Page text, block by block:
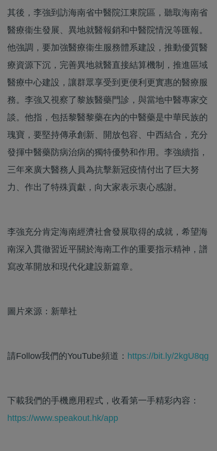
其後，李強到訪海南省中醫院江東院區，聽取海南省
醫療衞生發展、異地就醫報銷和中醫院情況等匯報。
他強調，要加強醫療衞生服務體系建設，推動優質醫
療資源下沉，完善異地就醫直接結算機制，推進區域
醫療中心建設，讓群眾享受到更便利更實惠的醫療服
務。李強又視察了黎族醫藥門診，與當地中醫專家交
談。他指，包括黎醫黎藥在內的中醫藥是中華民族的
瑰寶，要堅持傳承創新、開放包容、中西結合，充分
發揮中醫藥防病治病的獨特優勢和作用。李強續指，
三年來廣大醫務人員為抗擊新冠疫情付出了巨大努
力、作出了特殊貢獻，向大家表示衷心感謝。
李強充分肯定海南經濟社會發展取得的成就，希望海
南深入貫徹習近平關於海南工作的重要指示精神，譜
寫改革開放和現代化建設新篇章。
圖片來源：新華社
請Follow我們的YouTube頻道： https://bit.ly/2kgU8qg
下載我們的手機應用程式，收看第一手精彩內容：
https://www.speakout.hk/app